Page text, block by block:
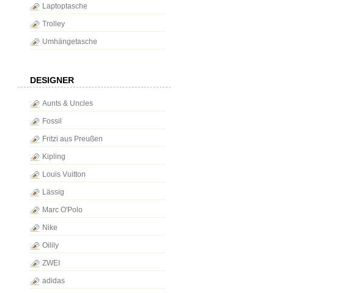
Laptoptasche
Trolley
Umhängetasche
DESIGNER
Aunts & Uncles
Fossil
Fritzi aus Preußen
Kipling
Louis Vuitton
Lässig
Marc O'Polo
Nike
Oilily
ZWEI
adidas